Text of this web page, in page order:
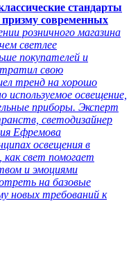
стандарты
призму современных
розничного магазина
светлее
покупателей и
свою
тренд на хорошо
освещение,
приборы. Эксперт
светодизайнер
Ефремова
освещения в
свет помогает
и эмоциями
на базовые
новых требований к